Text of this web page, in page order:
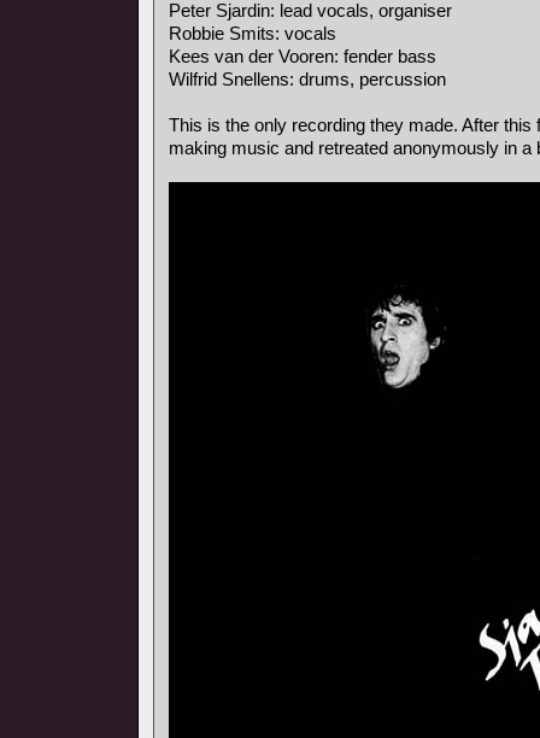
Peter Sjardin: lead vocals, organiser
Robbie Smits: vocals
Kees van der Vooren: fender bass
Wilfrid Snellens: drums, percussion
This is the only recording they made. After this
making music and retreated anonymously in a